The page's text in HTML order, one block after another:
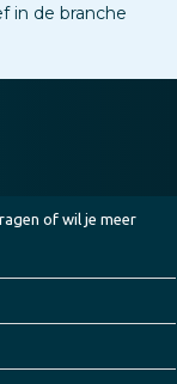
in de branche
of wil je meer